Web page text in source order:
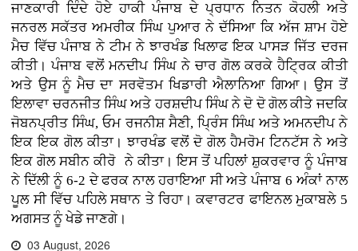
ਜਾਣਕਾਰੀ ਦਿੰਦੇ ਹੋਏ ਹਾਕੀ ਪੰਜਾਬ ਦੇ ਪ੍ਰਧਾਨ ਨਿਤਨ ਕੋਹਲੀ ਅਤੇ
ਜਨਰਲ ਸਕੱਤਰ ਅਮਰੀਕ ਸਿੰਘ ਪੁਆਰ ਨੇ ਦੱਸਿਆ ਕਿ ਅੱਜ ਸ਼ਾਮ ਹੋਏ
ਮੈਚ ਵਿੱਚ ਪੰਜਾਬ ਨੇ ਟੀਮ ਨੇ ਝਾਰਖੰਡ ਖਿਲਾਫ ਇਕ ਪਾਸੜ ਜਿੱਤ ਦਰਜ
ਕੀਤੀ। ਪੰਜਾਬ ਵਲੋਂ ਮਨਦੀਪ ਸਿੰਘ ਨੇ ਚਾਰ ਗੋਲ ਕਰਕੇ ਹੈਟ੍ਰਿਕ ਕੀਤੀ
ਅਤੇ ਉਸ ਨੂੰ ਮੈਚ ਦਾ ਸਰਵੋਤਮ ਖਿਡਾਰੀ ਐਲਾਨਿਆ ਗਿਆ। ਉਸ ਤੋਂ
ਇਲਾਵਾ ਚਰਨਜੀਤ ਸਿੰਘ ਅਤੇ ਹਰਸ਼ਦੀਪ ਸਿੰਘ ਨੇ ਦੋ ਦੋ ਗੋਲ ਕੀਤੇ ਜਦਕਿ
ਜੋਬਨਪ੍ਰੀਤ ਸਿੰਘ, ਓਮ ਰਜਨੀਸ਼ ਸੈਣੀ, ਪ੍ਰਿੰਸ ਸਿੰਘ ਅਤੇ ਅਮਨਦੀਪ ਨੇ
ਇਕ ਇਕ ਗੋਲ ਕੀਤਾ। ਝਾਰਖੰਡ ਵਲੋਂ ਦੋ ਗੋਲ ਹੈਮਰੋਮ ਟਿਨਟੱਸ ਨੇ ਅਤੇ
ਇਕ ਗੋਲ ਸਬੀਨ ਕੀਰੋ ਨੇ ਕੀਤਾ। ਇਸ ਤੋਂ ਪਹਿਲਾਂ ਸ਼ੁਕਰਵਾਰ ਨੂੰ ਪੰਜਾਬ
ਨੇ ਦਿੱਲੀ ਨੂੰ 6-2 ਦੇ ਫਰਕ ਨਾਲ ਹਰਾਇਆ ਸੀ ਅਤੇ ਪੰਜਾਬ 6 ਅੰਕਾਂ ਨਾਲ
ਪੂਲ ਸੀ ਵਿੱਚ ਪਹਿਲੇ ਸਥਾਨ ਤੇ ਰਿਹਾ। ਕਵਾਰਟਰ ਫਾਇਨਲ ਮੁਕਾਬਲੇ 5
ਅਗਸਤ ਨੂੰ ਖੇਡੇ ਜਾਣਗੇ।
03 August, 2026